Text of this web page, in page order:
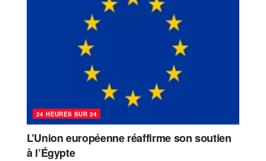
24 HEURES SUR 24
L’Union européenne réaffirme son soutien
à l’Égypte